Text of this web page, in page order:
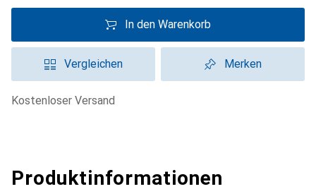
In den Warenkorb
Vergleichen Merken
kostenloser Versand
Produktinformationen